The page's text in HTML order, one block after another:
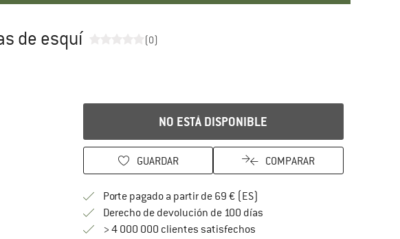
de esquí (0)
NO ESTÁ DISPONIBLE
GUARDAR COMPARAR
Porte pagado a partir de 69 € (ES)
Derecho de devolución de 100 díasvaya a la política de
> 4 000 000 clientes satisfechos